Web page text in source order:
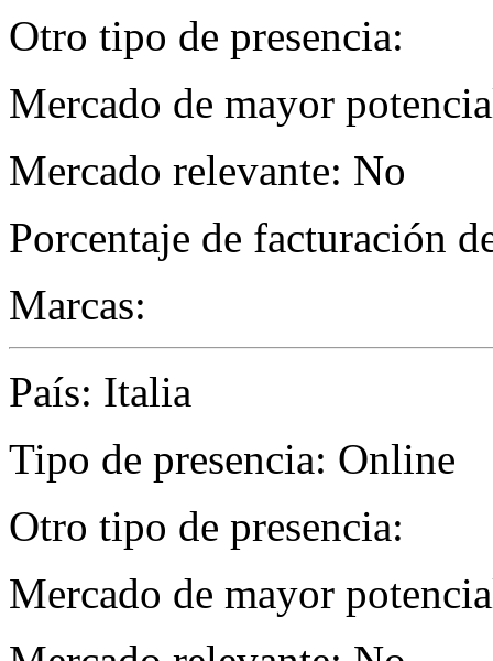
Otro tipo de presencia:
Mercado de mayor
Mercado relevante: No
Porcentaje de facturación
Marcas:
País: Italia
Tipo de presencia: Online
Otro tipo de presencia:
Mercado de mayor